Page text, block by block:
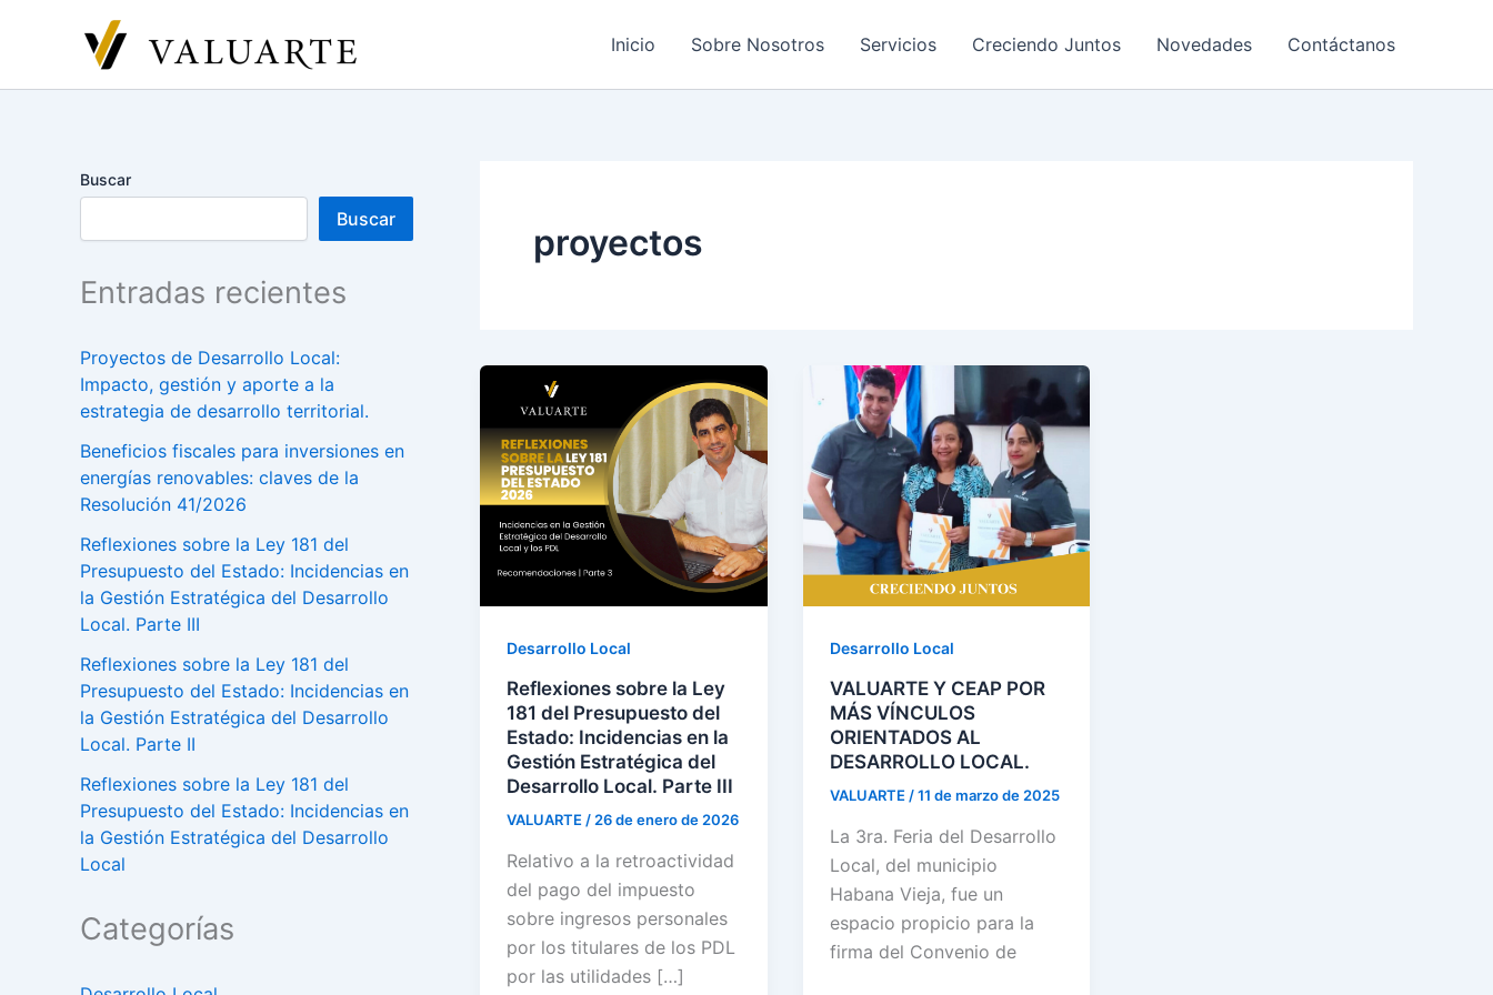
Inicio Sobre Nosotros Servicios Creciendo Juntos Novedades Contáctanos
Buscar
Buscar
Entradas recientes
Proyectos de Desarrollo Local:
Impacto, gestión y aporte a la
estrategia de desarrollo territorial.
Beneficios fiscales para inversiones en
energías renovables: claves de la
Resolución 41/2026
Reflexiones sobre la Ley 181 del
Presupuesto del Estado: Incidencias en
la Gestión Estratégica del Desarrollo
Local. Parte III
Reflexiones sobre la Ley 181 del
Presupuesto del Estado: Incidencias en
la Gestión Estratégica del Desarrollo
Local. Parte II
Reflexiones sobre la Ley 181 del
Presupuesto del Estado: Incidencias en
la Gestión Estratégica del Desarrollo
Local
Categorías
proyectos
Desarrollo Local
Reflexiones sobre la Ley
181 del Presupuesto del
Estado: Incidencias en la
Gestión Estratégica del
Desarrollo Local. Parte III
VALUARTE / 26 de enero de 2026
Relativo a la retroactividad
del pago del impuesto
sobre ingresos personales
por los titulares de los PDL
por las utilidades […]
Desarrollo Local
VALUARTE Y CEAP POR
MÁS VÍNCULOS
ORIENTADOS AL
DESARROLLO LOCAL.
VALUARTE /11 de marzo de 2025
La 3ra. Feria del Desarrollo
Local, del municipio
Habana Vieja, fue un
espacio propicio para la
firma del Convenio de